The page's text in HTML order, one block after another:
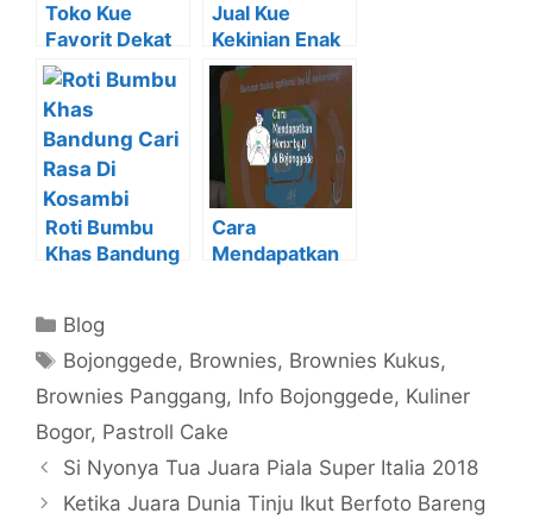
Toko Kue
Favorit Dekat
Stasiun
Bojonggede
Jual Kue
Kekinian Enak
di Bojonggede
Hubungi
08221958829
9
Roti Bumbu
Khas Bandung
Cara
Mendapatkan
Kategori
Blog
Tag
Bojonggede, Brownies, Brownies Kukus,
Brownies Panggang, Info Bojonggede, Kuliner
Bogor, Pastroll Cake
Si Nyonya Tua Juara Piala Super Italia 2018
Ketika Juara Dunia Tinju Ikut Berfoto Bareng